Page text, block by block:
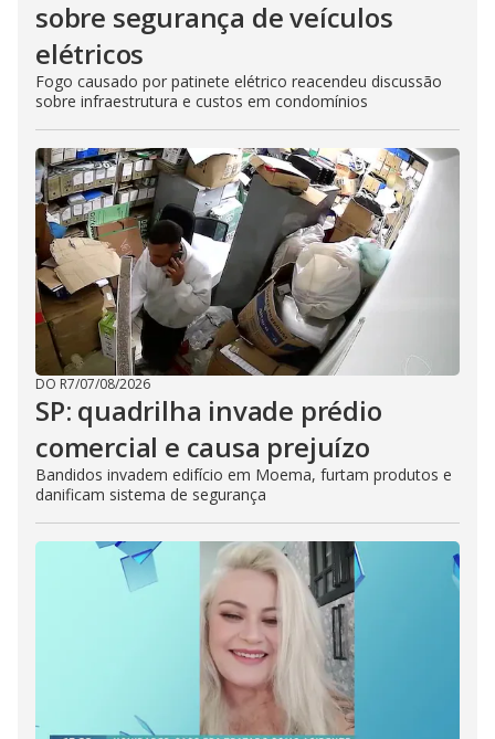
sobre segurança de veículos
elétricos
Fogo causado por patinete elétrico reacendeu discussão
sobre infraestrutura e custos em condomínios
DO R7/07/08/2026
SP: quadrilha invade prédio
comercial e causa prejuízo
Bandidos invadem edifício em Moema, furtam produtos e
danificam sistema de segurança